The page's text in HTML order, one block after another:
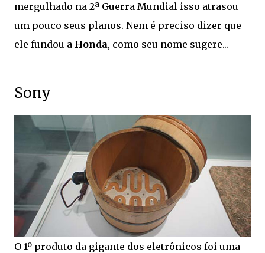
mergulhado na 2ª Guerra Mundial isso atrasou
um pouco seus planos. Nem é preciso dizer que
ele fundou a Honda, como seu nome sugere...
Sony
O 1º produto da gigante dos eletrônicos foi uma